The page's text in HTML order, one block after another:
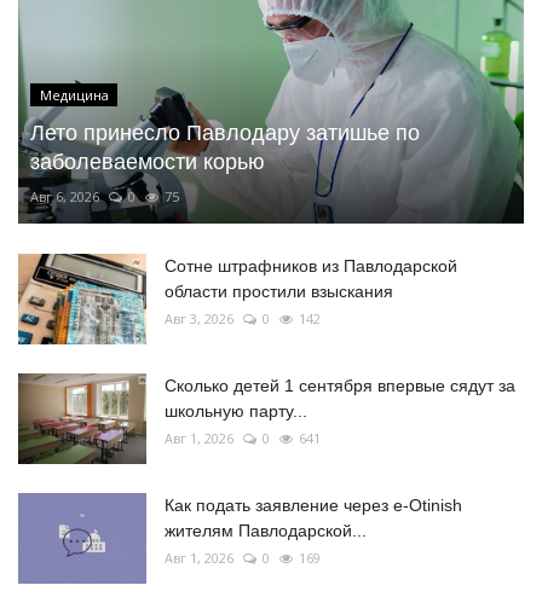
Медицина
Лето принесло Павлодару затишье по
заболеваемости корью
Авг 6, 2026 0 75
Сотне штрафников из Павлодарской
области простили взыскания
Авг 3, 2026 0 142
Сколько детей 1 сентября впервые сядут за
школьную парту...
Авг 1, 2026 0 641
Как подать заявление через e-Otinish
жителям Павлодарской...
Авг 1, 2026 0 169